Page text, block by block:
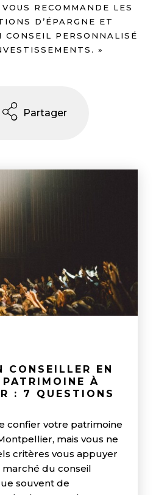
RECOMMANDE LES
D’ÉPARGNE ET
CONSEIL PERSONNALISÉ
»
Partager
CONSEILLER EN
À
: 7 QUESTIONS
confier votre patrimoine
mais vous ne
critères vous appuyer
marché du conseil
souvent de